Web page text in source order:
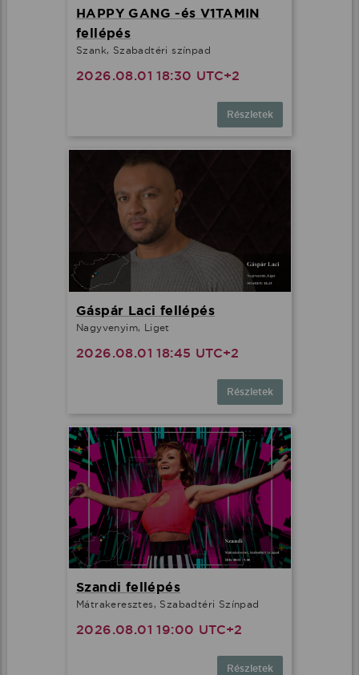
HAPPY GANG -és V1TAMIN
fellépés
Szank, Szabadtéri színpad
2026.08.01 18:30 UTC+2
Részletek
Gáspár Laci fellépés
Nagyvenyim, Liget
2026.08.01 18:45 UTC+2
Részletek
Szandi fellépés
Mátrakeresztes, Szabadtéri Színpad
2026.08.01 19:00 UTC+2
Részletek